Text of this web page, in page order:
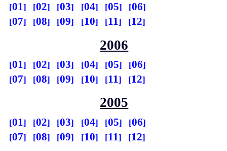
01 02 03 04 05
06
07
08 09 10 11 12
2006
01 02 03 04 05
06
07
08 09 10 11 12
2005
01 02 03 04 05
06
07
08 09 10 11 12